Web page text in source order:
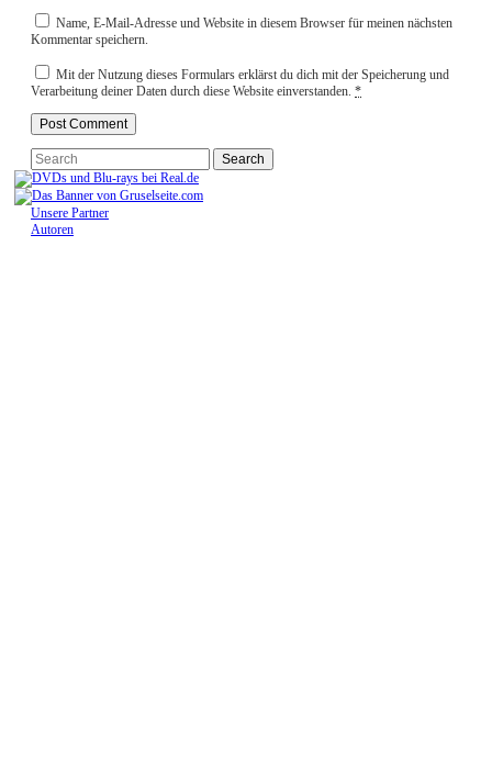
Name, E-Mail-Adresse und Website in diesem Browser für meinen nächsten
Kommentar speichern.
Mit der Nutzung dieses Formulars erklärst du dich mit der Speicherung und
Verarbeitung deiner Daten durch diese Website einverstanden. *
Unsere Partner
Autoren